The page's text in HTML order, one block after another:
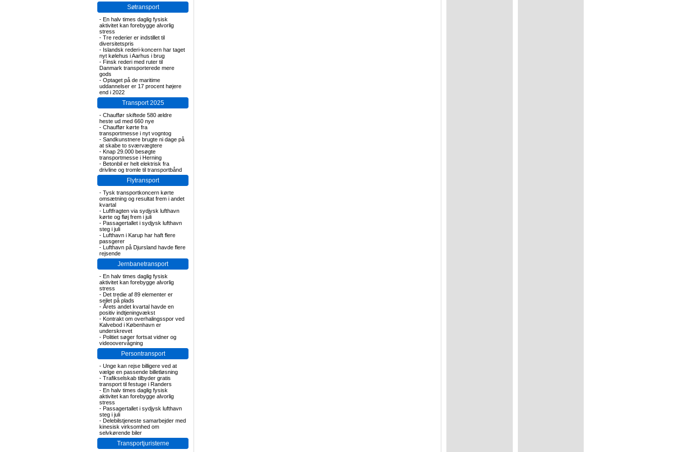
Søtransport
- En halv times daglig fysisk
aktivitet kan forebygge alvorlig
stress
- Tre rederier er indstillet til
diversitetspris
- Islandsk rederi-koncern har taget
nyt kølehus i Aarhus i brug
- Finsk rederi med ruter til
Danmark transporterede mere
gods
- Optaget på de maritime
uddannelser er 17 procent højere
end i 2022
Transport 2025
- Chauffør skiftede 580 ældre
heste ud med 660 nye
- Chauffør kørte fra
transportmesse i nyt vogntog
- Sandkunstnere brugte ni dage på
at skabe to sværvægtere
- Knap 29.000 besøgte
transportmesse i Herning
- Betonbil er helt elektrisk fra
drivline og tromle til transportbånd
Flytransport
- Tysk transportkoncern kørte
omsætning og resultat frem i andet
kvartal
- Luftfragten via sydjysk lufthavn
kørte og fløj frem i juli
- Passagertallet i sydjysk lufthavn
steg i juli
- Lufthavn i Karup har haft flere
passgerer
- Lufthavn på Djursland havde flere
rejsende
Jernbanetransport
- En halv times daglig fysisk
aktivitet kan forebygge alvorlig
stress
- Det tredie af 89 elementer er
sejlet på plads
- Årets andet kvartal havde en
positiv indtjeningvækst
- Kontrakt om overhalingsspor ved
Kalvebod i København er
underskrevet
- Politiet søger fortsat vidner og
videoovervågning
Persontransport
- Unge kan rejse billigere ved at
vælge en passende billetløsning
- Trafikselskab tilbyder gratis
transport til festuge i Randers
- En halv times daglig fysisk
aktivitet kan forebygge alvorlig
stress
- Passagertallet i sydjysk lufthavn
steg i juli
- Delebilstjeneste samarbejder med
kinesisk virksomhed om
selvkørende biler
Transportjuristerne